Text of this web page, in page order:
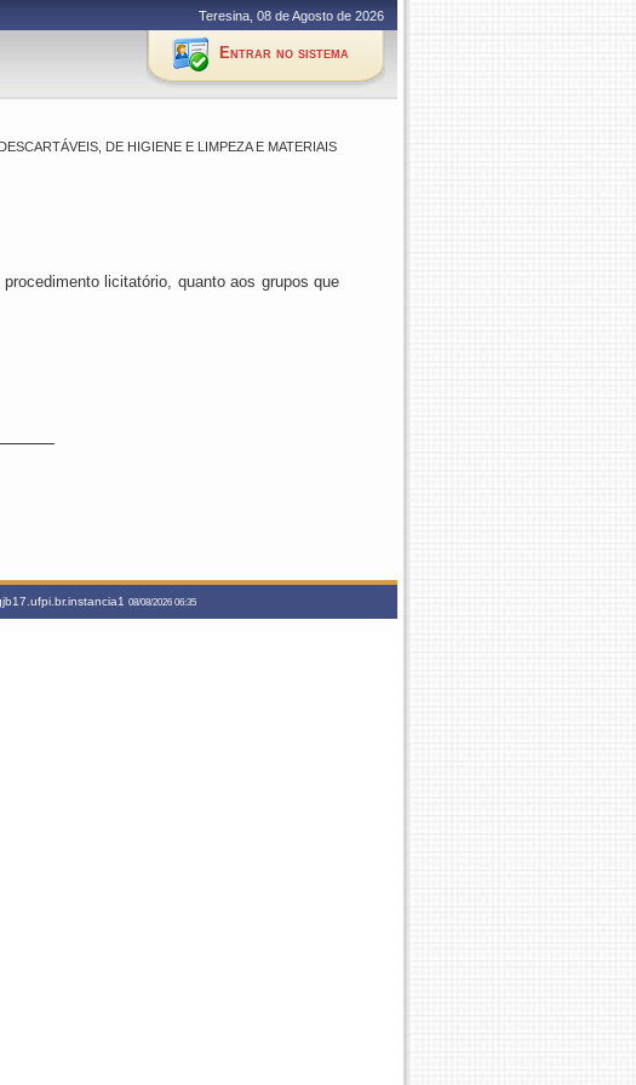
Teresina, 08 de Agosto de 2026
Entrar no sistema
DE HIGIENE E LIMPEZA E MATERIAIS
licitatório, quanto aos grupos que
08/08/2026 06:35